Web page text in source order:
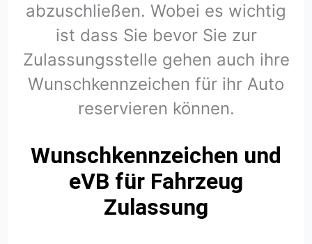
abzuschließen. Wobei es wichtig
ist dass Sie bevor Sie zur
Zulassungsstelle gehen auch ihre
Wunschkennzeichen für ihr Auto
reservieren können.
Wunschkennzeichen und
eVB für Fahrzeug
Zulassung